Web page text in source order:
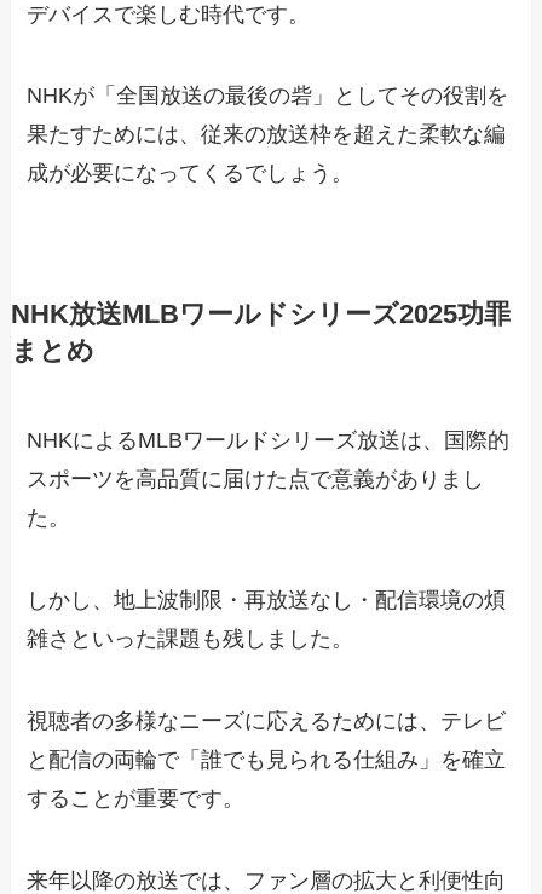
デバイスで楽しむ時代です。
NHKが「全国放送の最後の砦」としてその役割を
果たすためには、従来の放送枠を超えた柔軟な編
成が必要になってくるでしょう。
NHK放送MLBワールドシリーズ2025功罪
まとめ
NHKによるMLBワールドシリーズ放送は、国際的
スポーツを高品質に届けた点で意義がありまし
た。
しかし、地上波制限・再放送なし・配信環境の煩
雑さといった課題も残しました。
視聴者の多様なニーズに応えるためには、テレビ
と配信の両輪で「誰でも見られる仕組み」を確立
することが重要です。
来年以降の放送では、ファン層の拡大と利便性向